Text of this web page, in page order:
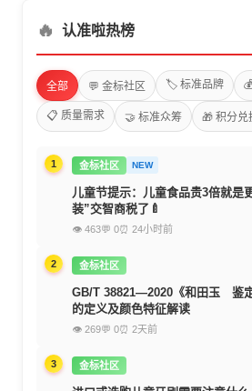
🔥 认准啦热榜
全部 💬 金标社区 🏷️ 标准品牌
📋 质量需求 🤝 标准众筹 🎁 积分兑
1 金标社区 NEW
儿童节提示：儿童食品贵3倍就是
装”交智商税了🍼
👁 463💬 0⏰ 24小时前
2 金标社区
GB/T 38821—2020《和田玉 鉴
的定义及颜色特征解读
👁 269💬 0⏰ 2天前
3 金标社区